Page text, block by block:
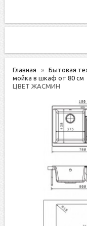
Главная Бытовая
мойка в шкаф от 80 см
ЦВЕТ ЖАСМИН